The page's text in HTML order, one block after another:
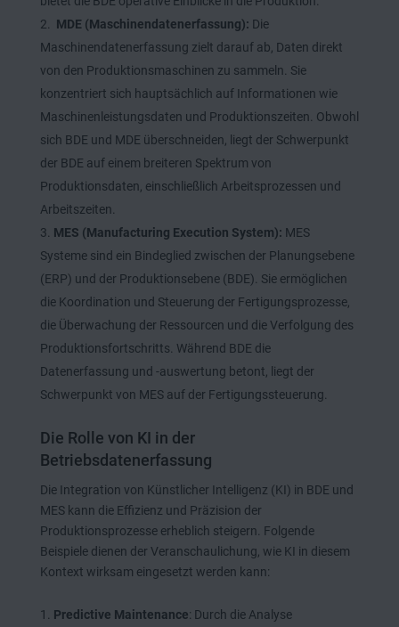
MDE (Maschinendatenerfassung): Die
Maschinendatenerfassung zielt darauf ab, Daten direkt
von den Produktionsmaschinen zu sammeln. Sie
konzentriert sich hauptsächlich auf Informationen wie
Maschinenleistungsdaten und Produktionszeiten. Obwohl
sich BDE und MDE überschneiden, liegt der Schwerpunkt
der BDE auf einem breiteren Spektrum von
Produktionsdaten, einschließlich Arbeitsprozessen und
Arbeitszeiten.
MES (Manufacturing Execution System): MES
Systeme sind ein Bindeglied zwischen der Planungsebene
(ERP) und der Produktionsebene (BDE). Sie ermöglichen
die Koordination und Steuerung der Fertigungsprozesse,
die Überwachung der Ressourcen und die Verfolgung des
Produktionsfortschritts. Während BDE die
Datenerfassung und -auswertung betont, liegt der
Schwerpunkt von MES auf der Fertigungssteuerung.
Die Rolle von KI in der
Betriebsdatenerfassung
Die Integration von Künstlicher Intelligenz (KI) in BDE und
MES kann die Effizienz und Präzision der
Produktionsprozesse erheblich steigern. Folgende
Beispiele dienen der Veranschaulichung, wie KI in diesem
Kontext wirksam eingesetzt werden kann:
Predictive Maintenance: Durch die Analyse